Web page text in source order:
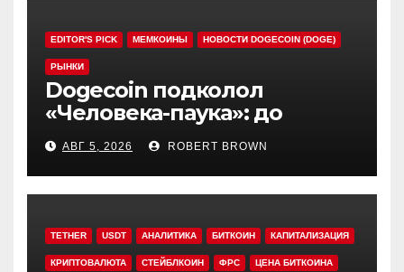
EDITOR'S PICK МЕМКОИНЫ НОВОСТИ DOGECOIN (DOGE)
РЫНКИ
Dogecoin подколол
«Человека-паука»: до
мемкоина еще 11 премьер
АВГ 5, 2026 ROBERT BROWN
TETHER USDT АНАЛИТИКА БИТКОИН КАПИТАЛИЗАЦИЯ
КРИПТОВАЛЮТА СТЕЙБЛКОИН ФРС ЦЕНА БИТКОИНА